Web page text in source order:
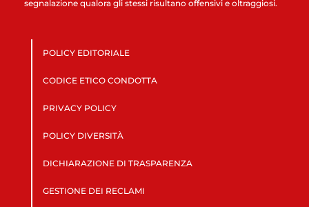
segnalazione qualora gli stessi risultano offensivi e oltraggiosi.
POLICY EDITORIALE
CODICE ETICO CONDOTTA
PRIVACY POLICY
POLICY DIVERSITÀ
DICHIARAZIONE DI TRASPARENZA
GESTIONE DEI RECLAMI